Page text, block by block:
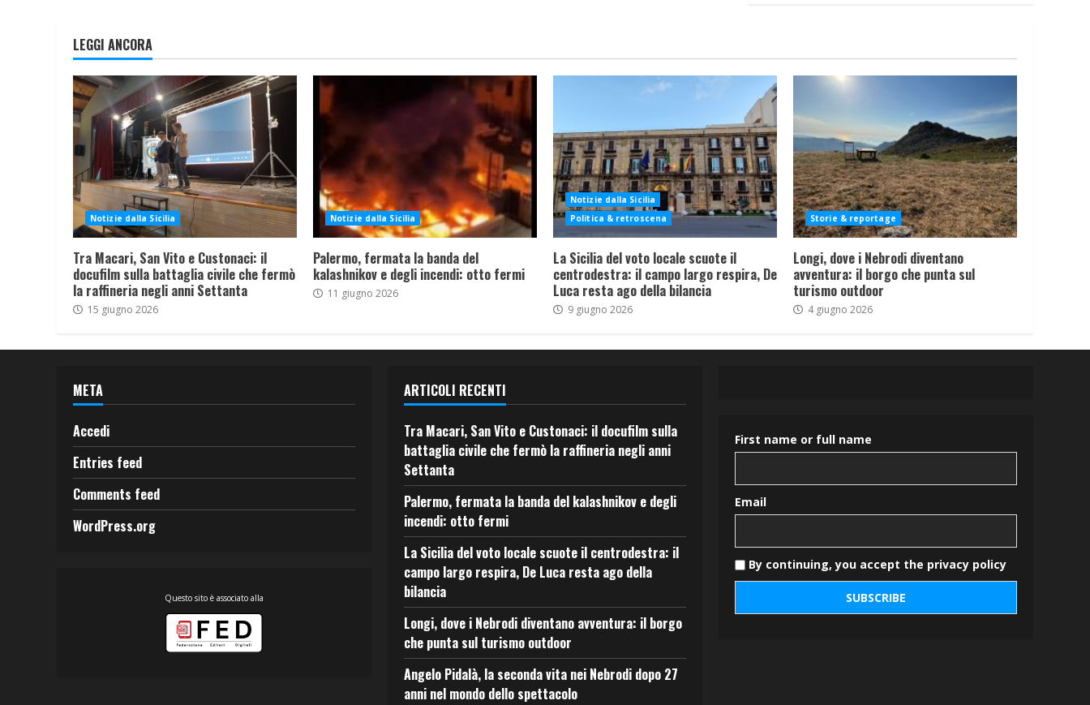
LEGGI ANCORA
Notizie dalla Sicilia
Tra Macari, San Vito e Custonaci: il
docufilm sulla battaglia civile che fermò
la raffineria negli anni Settanta
15 giugno 2026
Notizie dalla Sicilia
Palermo, fermata la banda del
kalashnikov e degli incendi: otto fermi
11 giugno 2026
Notizie dalla Sicilia
Politica & retroscena
La Sicilia del voto locale scuote il
centrodestra: il campo largo respira, De
Luca resta ago della bilancia
9 giugno 2026
Storie & reportage
Longi, dove i Nebrodi diventano
avventura: il borgo che punta sul
turismo outdoor
4 giugno 2026
META
Accedi
Entries feed
Comments feed
WordPress.org
Questo sito è associato alla
ARTICOLI RECENTI
Tra Macari, San Vito e Custonaci: il docufilm sulla
battaglia civile che fermò la raffineria negli anni
Settanta
Palermo, fermata la banda del kalashnikov e degli
incendi: otto fermi
La Sicilia del voto locale scuote il centrodestra: il
campo largo respira, De Luca resta ago della
bilancia
Longi, dove i Nebrodi diventano avventura: il borgo
che punta sul turismo outdoor
Angelo Pidalà, la seconda vita nei Nebrodi dopo 27
anni nel mondo dello spettacolo
First name or full name
Email
By continuing, you accept the privacy policy